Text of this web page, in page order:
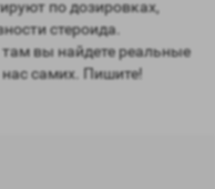
по дозировках,
стероида.
там вы найдете реальные
самих. Пишите!